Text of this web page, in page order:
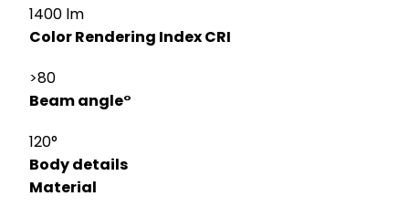
1400 lm
Color Rendering Index CRI
>80
Beam angle°
120°
Body details
Material